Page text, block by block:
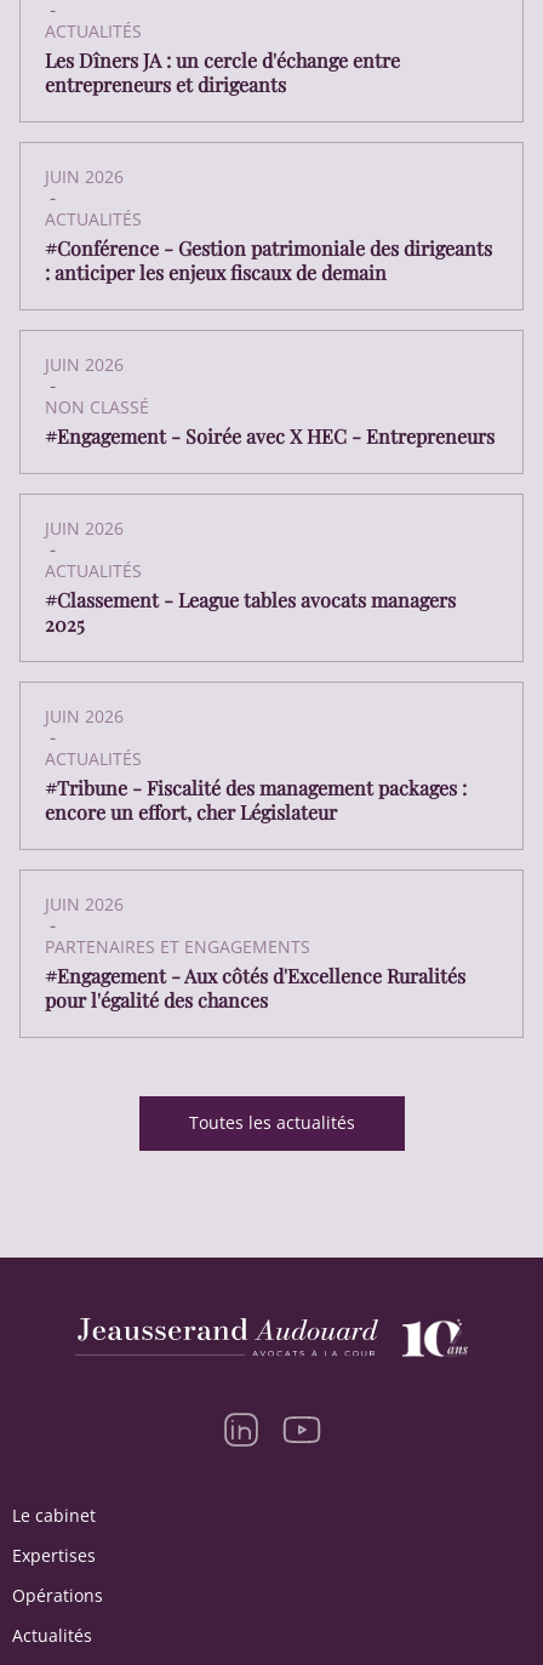
-
ACTUALITÉS
Les Dîners JA : un cercle d'échange entre
entrepreneurs et dirigeants
JUIN 2026
-
ACTUALITÉS
#Conférence - Gestion patrimoniale des dirigeants
: anticiper les enjeux fiscaux de demain
JUIN 2026
-
NON CLASSÉ
#Engagement - Soirée avec X HEC - Entrepreneurs
JUIN 2026
-
ACTUALITÉS
#Classement - League tables avocats managers
2025
JUIN 2026
-
ACTUALITÉS
#Tribune - Fiscalité des management packages :
encore un effort, cher Législateur
JUIN 2026
-
PARTENAIRES ET ENGAGEMENTS
#Engagement - Aux côtés d'Excellence Ruralités
pour l'égalité des chances
Toutes les actualités
Le cabinet
Expertises
Opérations
Actualités